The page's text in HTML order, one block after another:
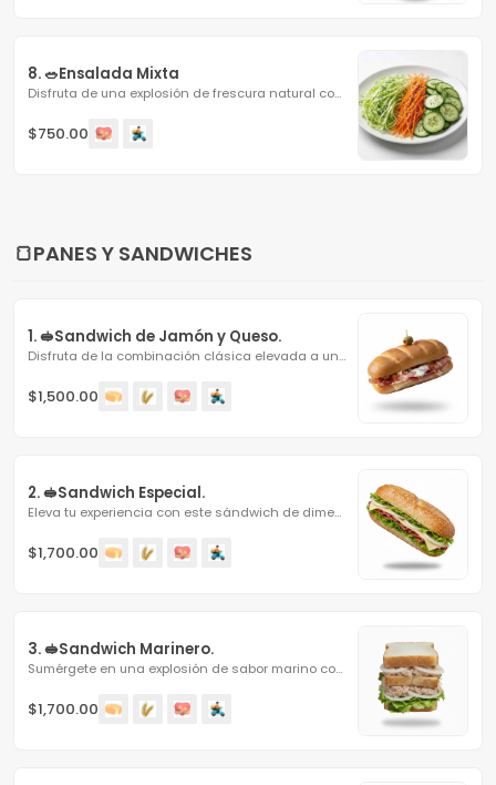
8. 🥗Ensalada Mixta
Disfruta de una explosión de frescura natural con nuestra...
$750.00
🍞PANES Y SANDWICHES
1. 🥪Sandwich de Jamón y Queso.
Disfruta de la combinación clásica elevada a un nuevo...
$1,500.00
2. 🥪Sandwich Especial.
Eleva tu experiencia con este sándwich de dimensiones...
$1,700.00
3. 🥪Sandwich Marinero.
Sumérgete en una explosión de sabor marino con este...
$1,700.00